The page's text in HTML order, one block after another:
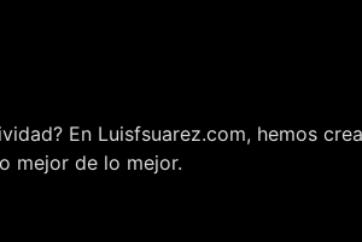
En Luisfsuarez.com, hemos
mejor de lo mejor.